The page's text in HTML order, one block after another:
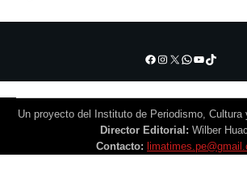
Facebook
Instagram
X WhatsApp
YouTube
TikTok
Un proyecto del Instituto de Periodismo, Cultura
Director Editorial: Wilber
Contacto: